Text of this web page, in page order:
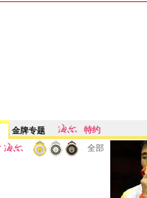
金牌专题 特约
全部